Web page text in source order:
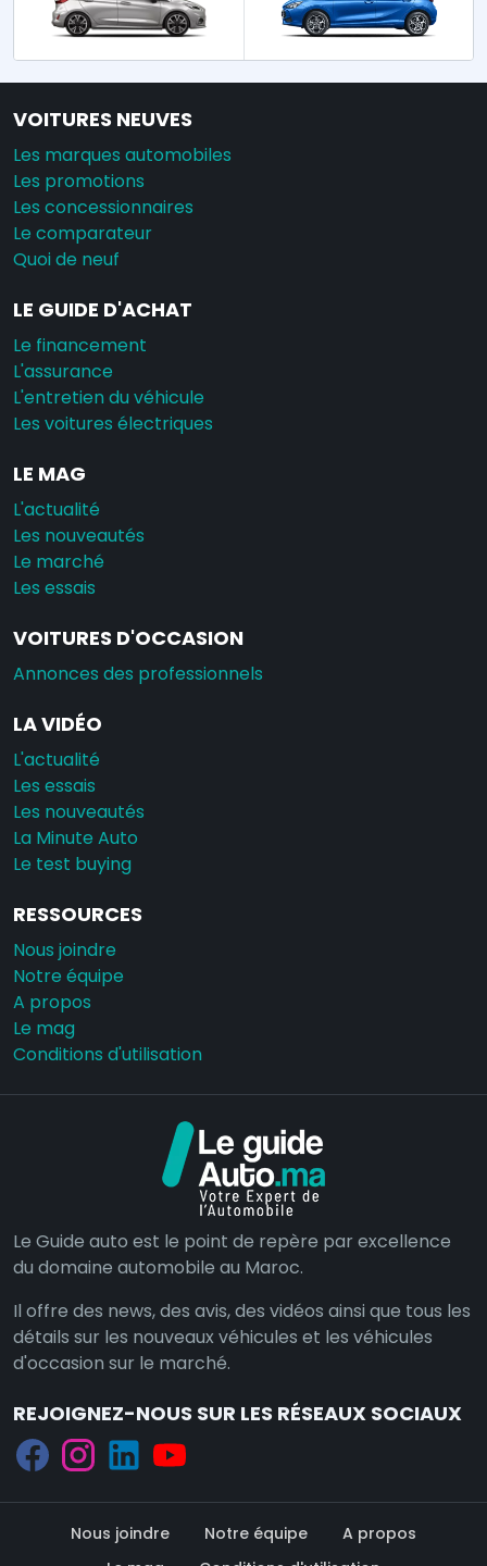
VOITURES NEUVES
Les marques automobiles
Les promotions
Les concessionnaires
Le comparateur
Quoi de neuf
LE GUIDE D'ACHAT
Le financement
L'assurance
L'entretien du véhicule
Les voitures électriques
LE MAG
L'actualité
Les nouveautés
Le marché
Les essais
VOITURES D'OCCASION
Annonces des professionnels
LA VIDÉO
L'actualité
Les essais
Les nouveautés
La Minute Auto
Le test buying
RESSOURCES
Nous joindre
Notre équipe
A propos
Le mag
Conditions d'utilisation
Le Guide auto est le point de repère par excellence
du domaine automobile au Maroc.
Il offre des news, des avis, des vidéos ainsi que tous les
détails sur les nouveaux véhicules et les véhicules
d'occasion sur le marché.
REJOIGNEZ-NOUS SUR LES RÉSEAUX SOCIAUX
Nous joindre Notre équipe
A propos